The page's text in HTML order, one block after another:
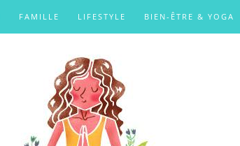
FAMILLE LIFESTYLE BIEN-ÊTRE & YOGA